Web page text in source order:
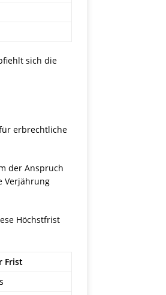
sich die
erbrechtliche
der Anspruch
Verjährung
Höchstfrist
Frist